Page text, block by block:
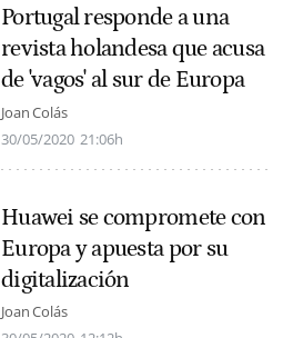
Portugal responde a una
revista holandesa que acusa
de 'vagos' al sur de Europa
Joan Colás
30/05/2020 21:06h
Huawei se compromete con
Europa y apuesta por su
digitalización
Joan Colás